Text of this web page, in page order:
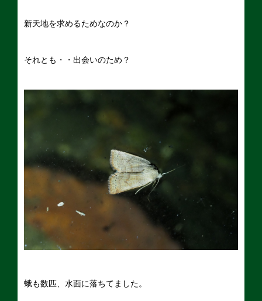
新天地を求めるためなのか？
それとも・・出会いのため？
蛾も数匹、水面に落ちてました。